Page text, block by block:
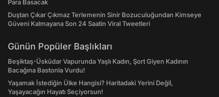
Para Basacak
Duştan Çıkar Çıkmaz Terlemenin Sinir Bozuculuğundan Kimseye
Güveni Kalmayana Son 24 Saatin Viral Tweetleri
Günün Popüler Başlıkları
Beşiktaş-Üsküdar Vapurunda Yaşlı Kadın, Şort Giyen Kadının
Bacağına Bastonla Vurdu!
Yaşamak İstediğin Ülke Hangisi? Haritadaki Yerini Değil,
Yaşayacağın Hayatı Seçiyorsun!